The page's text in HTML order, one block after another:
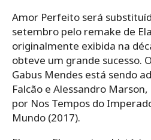
Amor Perfeito será
setembro pelo remake de
originalmente exibida na
obteve um grande sucesso.
Gabus Mendes está sendo
Falcão e Alessandro
por Nos Tempos do
Mundo (2017).